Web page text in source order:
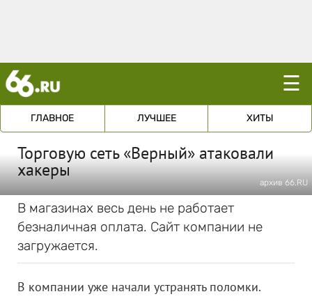
☰
ГЛАВНОЕ ЛУЧШЕЕ ХИТЫ
Торговую сеть «Верный» атаковали
хакеры
архив 66.RU
В магазинах весь день не работает
безналичная оплата. Сайт компании не
загружается.
В компании уже начали устранять поломки.